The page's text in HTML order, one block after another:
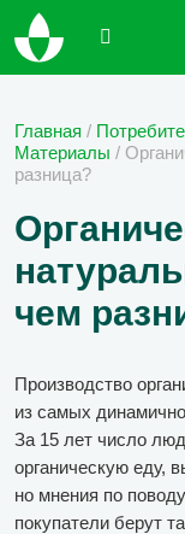
Главная /
Материалы /
разница?
чем
Производство
из самых
За 15 лет число
органическую еду,
но мнения по
покупатели берут